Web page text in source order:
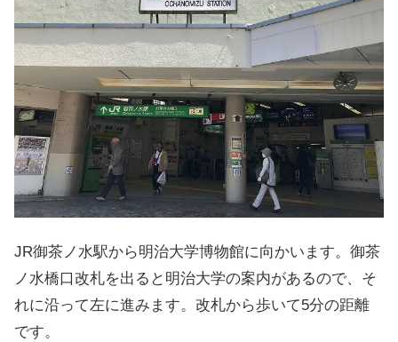
JR御茶ノ水駅から明治大学博物館に向かいます。御茶
ノ水橋口改札を出ると明治大学の案内があるので、そ
れに沿って左に進みます。改札から歩いて5分の距離
です。